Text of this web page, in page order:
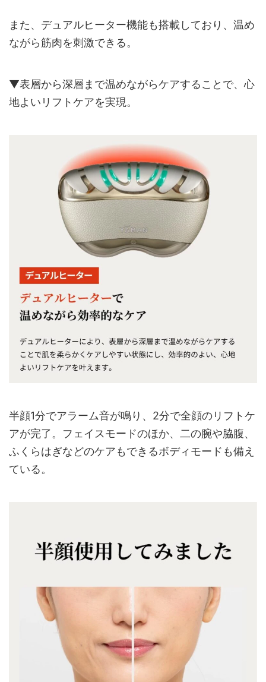
また、デュアルヒーター機能も搭載しており、温め
ながら筋肉を刺激できる。
▼表層から深層まで温めながらケアすることで、心
地よいリフトケアを実現。
半顔1分でアラーム音が鳴り、2分で全顔のリフトケ
アが完了。フェイスモードのほか、二の腕や脇腹、
ふくらはぎなどのケアもできるボディモードも備え
ている。